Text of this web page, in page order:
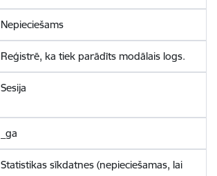
Nepieciešams
Reģistrē, ka tiek parādīts modālais logs.
Sesija
_ga
Statistikas sīkdatnes (nepieciešamas, lai